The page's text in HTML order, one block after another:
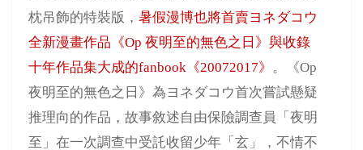
枕吊飾的特裝版， 暑假漫博也將首賣ヨネダコウ
全新漫畫作品《Op 夜明至的無色之日》與收錄
十年作品集大成的fanbook 《20072017》 。《Op
夜明至的無色之日》為ヨネダコウ首次嘗試懸疑
推理向的作品，故事敘述自由保險調查員「夜明
至」在一次調查中受託收留少年「玄」，不情不